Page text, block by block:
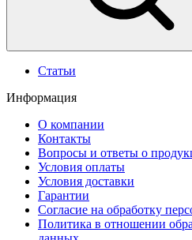
Статьи
Информация
О компании
Контакты
Вопросы и ответы о
Условия оплаты
Условия доставки
Гарантии
Согласие на обработку
Политика в отношении